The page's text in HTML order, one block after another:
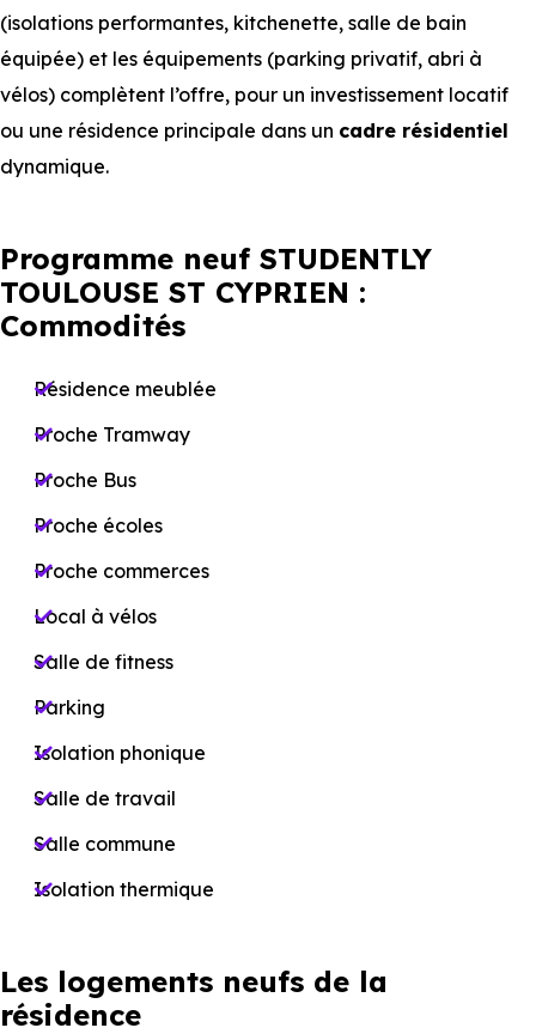
(isolations performantes, kitchenette, salle de bain
équipée) et les équipements (parking privatif, abri à
vélos) complètent l’offre, pour un investissement locatif
ou une résidence principale dans un cadre résidentiel
dynamique.
Programme neuf STUDENTLY
TOULOUSE ST CYPRIEN :
Commodités
Résidence meublée
Proche Tramway
Proche Bus
Proche écoles
Proche commerces
Local à vélos
Salle de fitness
Parking
Isolation phonique
Salle de travail
Salle commune
Isolation thermique
Les logements neufs de la
résidence